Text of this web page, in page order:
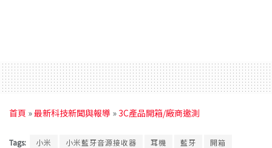
首頁 »最新科技新聞與報導 »3C產品開箱/廠商邀測
Tags: 小米 小米藍牙音源接收器 耳機 藍牙 開箱